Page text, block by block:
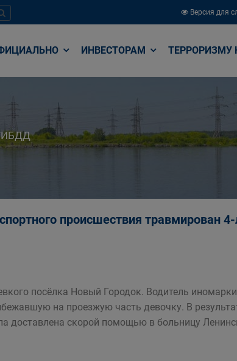
Версия для
ИНВЕСТОРАМ ТЕРРОРИЗМУ
происшествия травмирован
посёлка Новый Городок. Водитель
на проезжую часть девочку. В
доставлена скорой помощью в больницу